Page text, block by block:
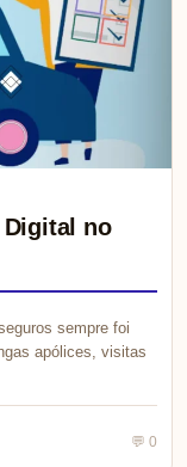
Digital no
sempre foi
apólices, visitas
💬 0